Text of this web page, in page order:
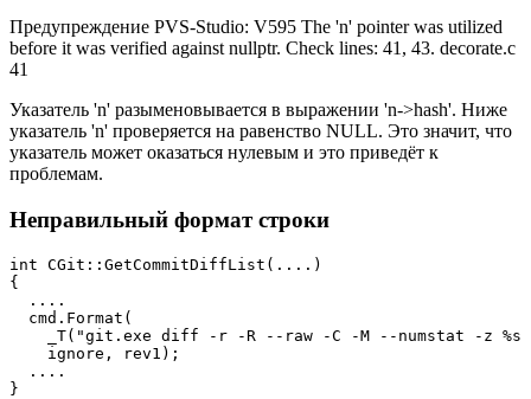
Предупреждение PVS-Studio: V595 The 'n' pointer was utilized
before it was verified against nullptr. Check lines: 41, 43. decorate.c
41
Указатель 'n' разыменовывается в выражении 'n->hash'. Ниже
указатель 'n' проверяется на равенство NULL. Это значит, что
указатель может оказаться нулевым и это приведёт к
проблемам.
Неправильный формат строки
int CGit::GetCommitDiffList(....)
{
  ....
  cmd.Format(
_T("git.exe diff -r -R --raw -C -M --numstat -z %s
    ignore, rev1);
  ....
}